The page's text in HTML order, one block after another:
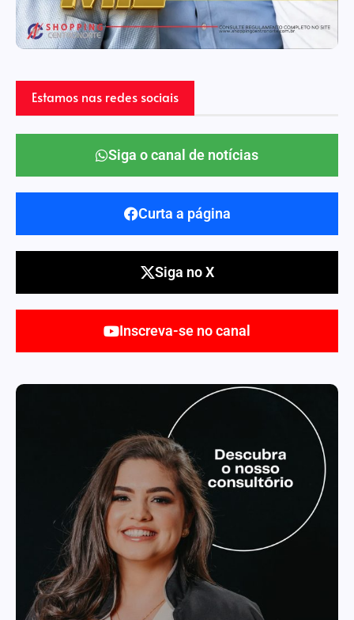
Estamos nas redes sociais
Siga o canal de notícias
Curta a página
Siga no X
Inscreva-se no canal